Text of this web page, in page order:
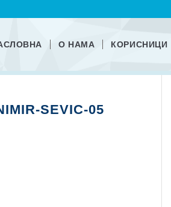
О НАМА КОРИСНИЦИ
SEVIC-05